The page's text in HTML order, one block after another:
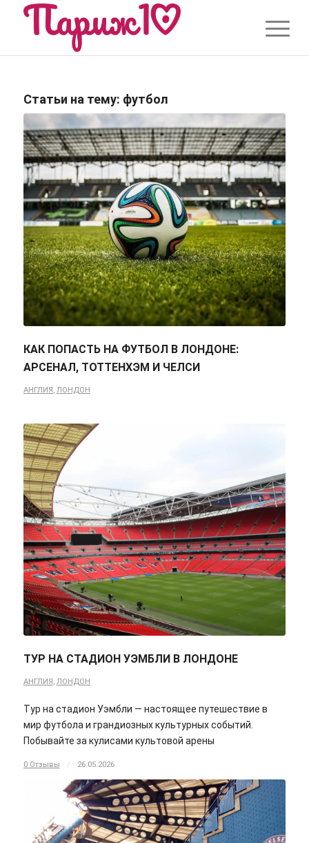
Статьи на тему: футбол
КАК ПОПАСТЬ НА ФУТБОЛ В ЛОНДОНЕ:
АРСЕНАЛ, ТОТТЕНХЭМ И ЧЕЛСИ
АНГЛИЯ, ЛОНДОН
ТУР НА СТАДИОН УЭМБЛИ В ЛОНДОНЕ
АНГЛИЯ , ЛОНДОН
Тур на стадион Уэмбли — настоящее путешествие в
мир футбола и грандиозных культурных событий.
Побывайте за кулисами культовой арены
0 Отзывы / 26.05.2026